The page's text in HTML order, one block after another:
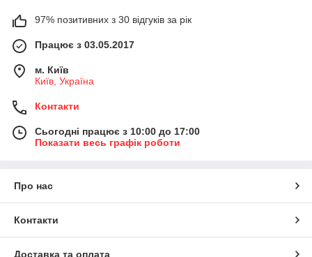
97% позитивних з 30 відгуків за рік
Працює з 03.05.2017
м. Київ
Київ, Україна
Контакти
Сьогодні працює з 10:00 до 17:00
Показати весь графік роботи
Про нас
Контакти
Доставка та оплата